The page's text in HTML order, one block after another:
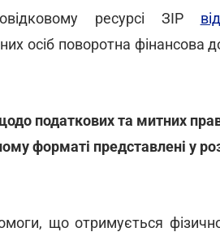
ресурсі ЗІР
осіб поворотна фінансова
податкових та митних
форматі представлені у
що отримується